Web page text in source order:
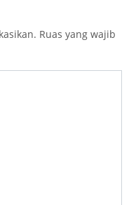
Ruas yang wajib